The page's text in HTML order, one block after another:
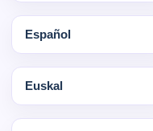
Español
Euskal